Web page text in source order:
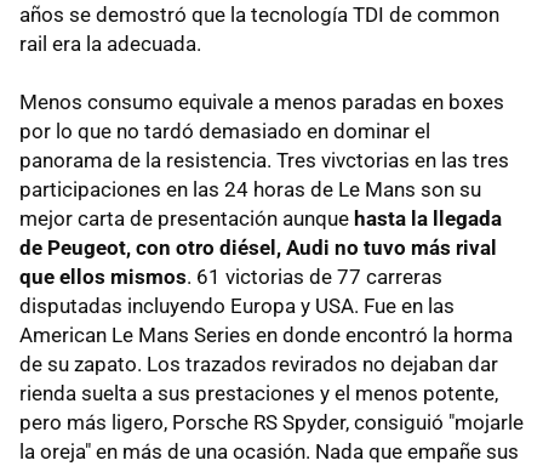
años se demostró que la tecnología TDI de common
rail era la adecuada.
Menos consumo equivale a menos paradas en boxes
por lo que no tardó demasiado en dominar el
panorama de la resistencia. Tres vivctorias en las tres
participaciones en las 24 horas de Le Mans son su
mejor carta de presentación aunque hasta la llegada
de Peugeot, con otro diésel, Audi no tuvo más rival
que ellos mismos. 61 victorias de 77 carreras
disputadas incluyendo Europa y USA. Fue en las
American Le Mans Series en donde encontró la horma
de su zapato. Los trazados revirados no dejaban dar
rienda suelta a sus prestaciones y el menos potente,
pero más ligero, Porsche RS Spyder, consiguió "mojarle
la oreja" en más de una ocasión. Nada que empañe sus